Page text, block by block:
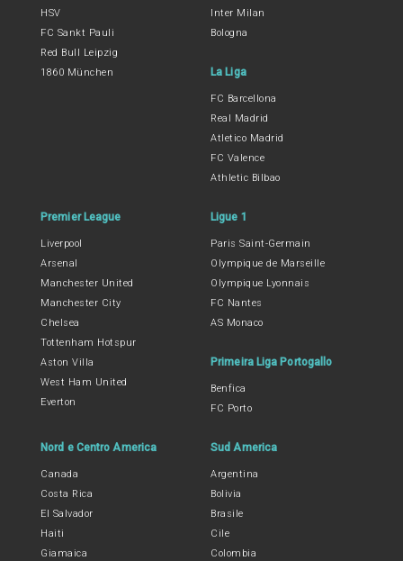
HSV
FC Sankt Pauli
Red Bull Leipzig
1860 München
Inter Milan
Bologna
La Liga
FC Barcellona
Real Madrid
Atletico Madrid
FC Valence
Athletic Bilbao
Premier League
Liverpool
Arsenal
Manchester United
Manchester City
Chelsea
Tottenham Hotspur
Aston Villa
West Ham United
Everton
Ligue 1
Paris Saint-Germain
Olympique de Marseille
Olympique Lyonnais
FC Nantes
AS Monaco
Primeira Liga Portogallo
Benfica
FC Porto
Nord e Centro America
Canada
Costa Rica
El Salvador
Haiti
Giamaica
Sud America
Argentina
Bolivia
Brasile
Cile
Colombia